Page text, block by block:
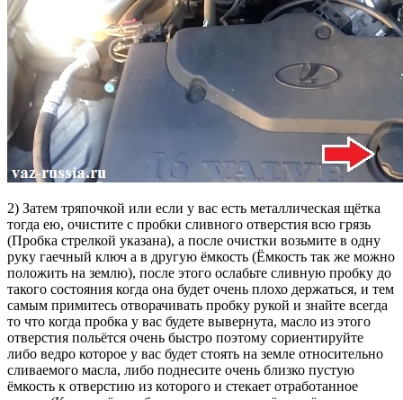
2) Затем тряпочкой или если у вас есть металлическая щётка
тогда ею, очистите с пробки сливного отверстия всю грязь
(Пробка стрелкой указана), а после очистки возьмите в одну
руку гаечный ключ а в другую ёмкость (Ёмкость так же можно
положить на землю), после этого ослабьте сливную пробку до
такого состояния когда она будет очень плохо держаться, и тем
самым примитесь отворачивать пробку рукой и знайте всегда
то что когда пробка у вас будете вывернута, масло из этого
отверстия польётся очень быстро поэтому сориентируйте
либо ведро которое у вас будет стоять на земле относительно
сливаемого масла, либо поднесите очень близко пустую
ёмкость к отверстию из которого и стекает отработанное